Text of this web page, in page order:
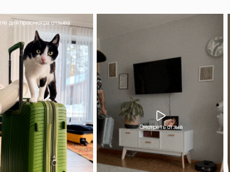
кладь влез
понравился,
фурнитура